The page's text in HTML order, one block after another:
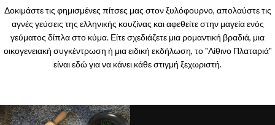
Δοκιμάστε τις φημισμένες πίτσες μας στον ξυλόφουρνο, απολαύστε τις
αγνές γεύσεις της ελληνικής κουζίνας και αφεθείτε στην μαγεία ενός
γεύματος δίπλα στο κύμα. Είτε σχεδιάζετε μια ρομαντική βραδιά, μια
οικογενειακή συγκέντρωση ή μια ειδική εκδήλωση, το "Λίθινο Πλαταριά"
είναι εδώ για να κάνει κάθε στιγμή ξεχωριστή.